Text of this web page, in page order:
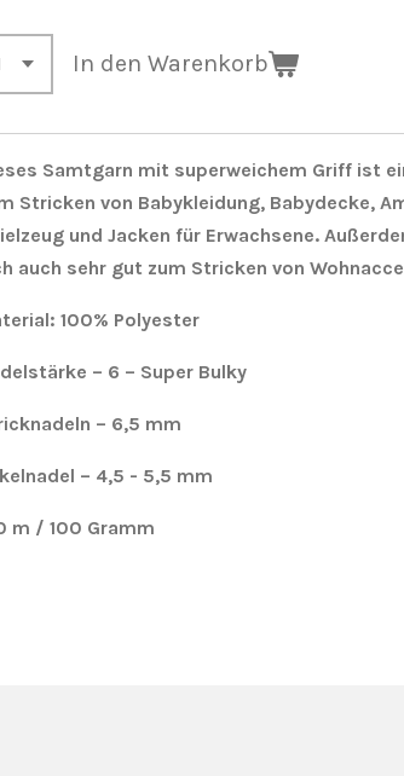
In den Warenkorb
Samtgarn mit superweichem Griff ist
Stricken von Babykleidung, Babydecke,
und Jacken für Erwachsene.
auch sehr gut zum Stricken von
100% Polyester
– 6 – Super Bulky
– 6,5 mm
– 4,5 - 5,5 mm
m / 100 Gramm